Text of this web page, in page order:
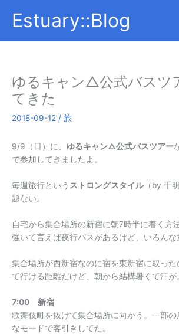
Estuary::Blog
ゆるキャン△公式バスツ
てきた
2018-09-12 / 旅
9/9（日）に、 ゆるキャン△公式バスツアー
で参加してきましたよ。
毎週旅行という ストロングスタイル（by 千
題ない。
自宅から集合場所の新宿に朝7時半に着く方
強いて言えば夜行バスがあるけど、いろんな
集合場所が西新宿なのに宿を東新宿に取っ
て行ける距離だけど、朝から結構暑くて汗が
7:00 新宿
歌舞伎町を抜けて集合場所に向かう。一部
なモードで客引きしてた。